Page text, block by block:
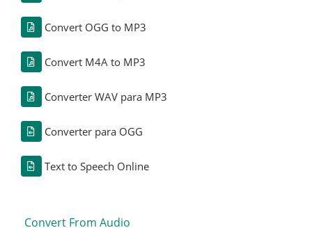
Convert OGG to MP3
Convert M4A to MP3
Converter WAV para MP3
Converter para OGG
Text to Speech Online
Convert From Audio